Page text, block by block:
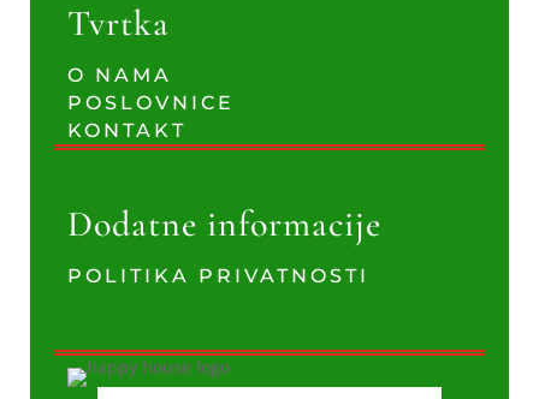
Tvrtka
O NAMA
POSLOVNICE
KONTAKT
Dodatne informacije
POLITIKA PRIVATNOSTI